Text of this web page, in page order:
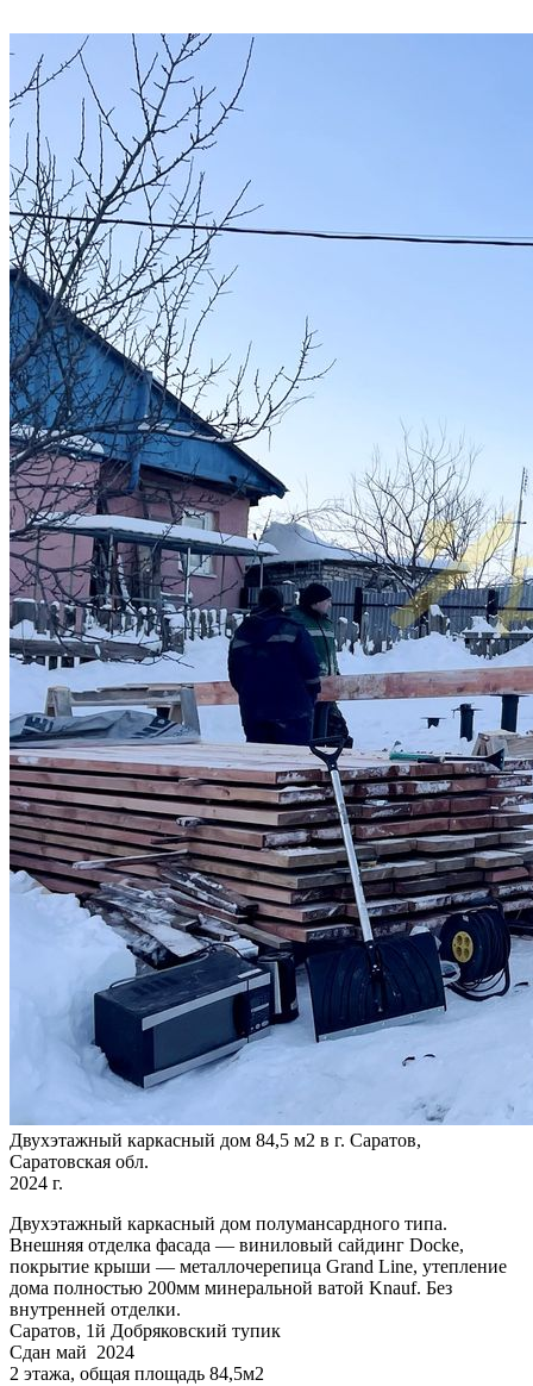
Двухэтажный каркасный дом 84,5 м2 в г. Саратов,
Саратовская обл.
2024 г.
Двухэтажный каркасный дом полумансардного типа.
Внешняя отделка фасада — виниловый сайдинг Docke,
покрытие крыши — металлочерепица Grand Line, утепление
дома полностью 200мм минеральной ватой Knauf. Без
внутренней отделки.
Саратов, 1й Добряковский тупик
Сдан май 2024
2 этажа, общая площадь 84,5м2